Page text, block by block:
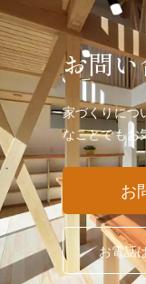
お問
家づくりにつ
なことでもお
お
お電話